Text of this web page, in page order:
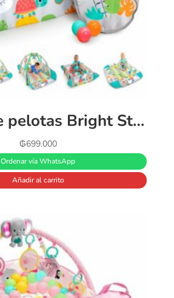
Piscina de pelotas Bright Starts Neutral 5 en 1 Gimnasio Renovado
₲699.000
Ordenar vía WhatsApp
Añadir al carrito